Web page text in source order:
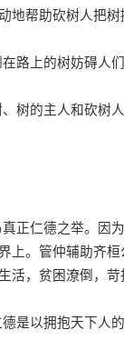
地帮助砍树人把树
上的树妨碍人们
的主人和砍树人
仁德之举。因为
上。管仲辅助齐
活，贫困潦倒，
以拥抱天下人的